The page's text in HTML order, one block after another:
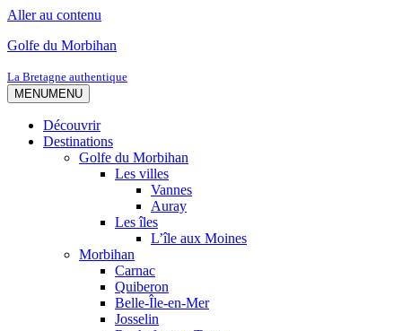
Aller au contenu
Golfe du Morbihan
La Bretagne authentique
MENUMENU
Découvrir
Destinations
Golfe du Morbihan
Les villes
Vannes
Auray
Les îles
L’île aux Moines
Morbihan
Carnac
Quiberon
Belle-Île-en-Mer
Josselin